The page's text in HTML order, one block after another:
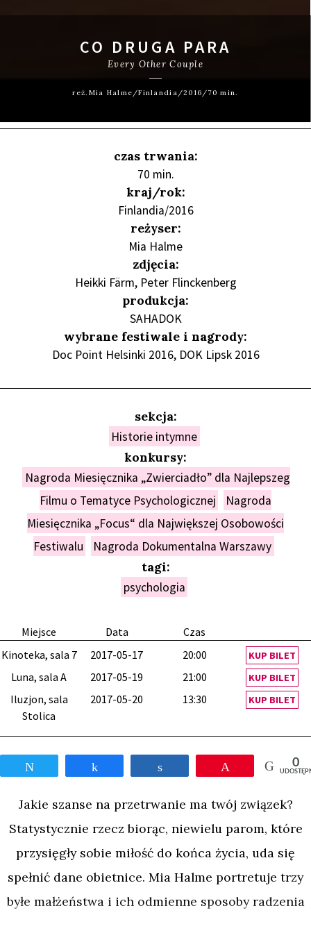
CO DRUGA PARA
Every Other Couple
reż.Mia Halme/Finlandia/2016/70 min.
Miejsce Data
Czas
Kinoteka, sala 7
2017-05-17 20:00 KUP BILET
Luna, sala A 2017-05-19 21:00 KUP BILET
Iluzjon, sala
Stolica
2017-05-20 13:30 KUP BILET
Przypnij 0
Jakie szanse na przetrwanie ma twój związek?
Statystycznie rzecz biorąc, niewielu parom, które
przysięgły sobie miłość do końca życia, uda się
spełnić dane obietnice. Mia Halme portretuje trzy
byłe małżeństwa i ich odmienne sposoby radzenia
czas trwania:
70 min.
kraj/rok:
Finlandia/2016
reżyser:
Mia Halme
zdjęcia:
Heikki Färm, Peter Flinckenberg
produkcja:
SAHADOK
wybrane festiwale i nagrody:
Doc Point Helsinki 2016, DOK Lipsk 2016
sekcja:
Historie intymne
konkursy:
Nagroda Miesięcznika „Zwierciadło” dla Najlepszeg
Filmu o Tematyce Psychologicznej
Nagroda
Miesięcznika „Focus“ dla Największej Osobowości
Festiwalu
Nagroda Dokumentalna Warszawy
tagi:
psychologia